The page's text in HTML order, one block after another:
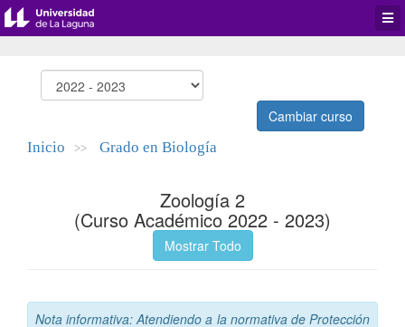
Cambiar curso
Inicio >> Grado en Biología
Zoología 2
(Curso Académico 2022 - 2023)
Mostrar Todo
Nota informativa: Atendiendo a la normativa de Protección